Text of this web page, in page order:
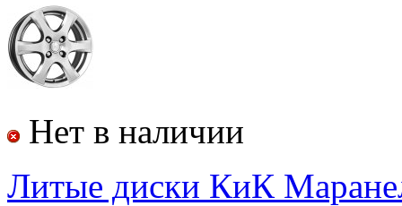
Нет в наличии
Литые диски КиК